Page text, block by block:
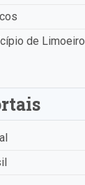
de Limoeiro